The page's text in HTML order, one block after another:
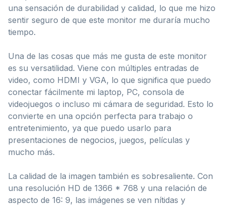
una sensación de durabilidad y calidad, lo que me hizo
sentir seguro de que este monitor me duraría mucho
tiempo.
Una de las cosas que más me gusta de este monitor
es su versatilidad. Viene con múltiples entradas de
video, como HDMI y VGA, lo que significa que puedo
conectar fácilmente mi laptop, PC, consola de
videojuegos o incluso mi cámara de seguridad. Esto lo
convierte en una opción perfecta para trabajo o
entretenimiento, ya que puedo usarlo para
presentaciones de negocios, juegos, películas y
mucho más.
La calidad de la imagen también es sobresaliente. Con
una resolución HD de 1366 * 768 y una relación de
aspecto de 16: 9, las imágenes se ven nítidas y